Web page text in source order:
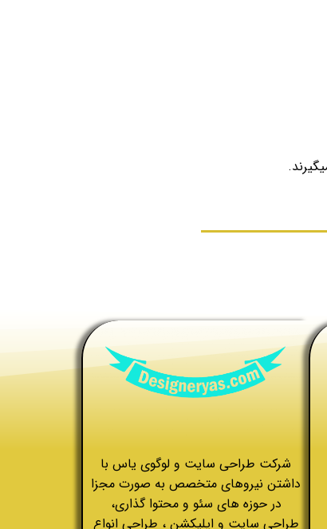
شرکت طراحی سایت و لوگوی یاس با
داشتن نیروهای متخصص به صورت مجزا
در حوزه های سئو و محتوا گذاری،
طراحی سایت و اپلیکشن ، طراحی انواع